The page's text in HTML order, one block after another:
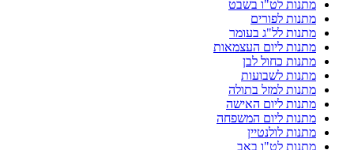
מתנות לט"ו בשבט
מתנות לפורים
מתנות לל"ג בעומר
מתנות ליום העצמאות
מתנות כחול לבן
מתנות לשבועות
מתנות למזל בתולה
מתנות ליום האישה
מתנות ליום המשפחה
מתנות לולנטיין
מתנות לט"ו באב